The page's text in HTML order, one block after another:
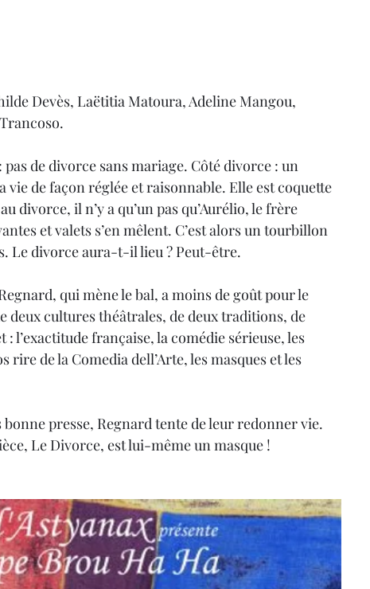
Devès, Laëtitia Matoura, Adeline Mangou,
de divorce sans mariage. Côté divorce : un
de façon réglée et raisonnable. Elle est coquette
divorce, il n’y a qu’un pas qu’Aurélio, le frère
et valets s’en mêlent. C’est alors un tourbillon
Le divorce aura-t-il lieu ? Peut-être.
qui mène le bal, a moins de goût pour le
deux cultures théâtrales, de deux traditions, de
l’exactitude française, la comédie sérieuse, les
rire de la Comedia dell’Arte, les masques et les
bonne presse, Regnard tente de leur redonner vie.
Le Divorce, est lui-même un masque !